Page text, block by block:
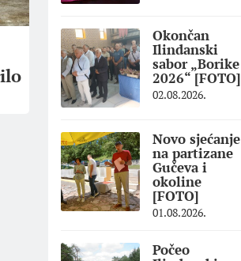
Okončan
Ilindanski
sabor „Borike
2026“ [FOTO]
02.08.2026.
Novo sjećanje
na partizane
Gučeva i
okoline
[FOTO]
01.08.2026.
Počeo